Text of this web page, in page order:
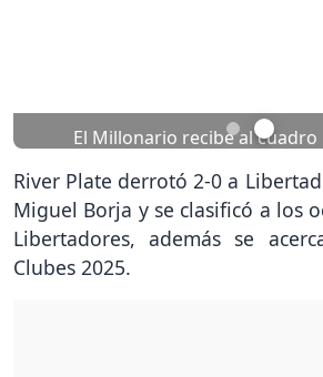
El Millonario recibe al
River Plate derrotó 2-0 a
Miguel Borja y se clasificó a los
Libertadores, además se
Clubes 2025.